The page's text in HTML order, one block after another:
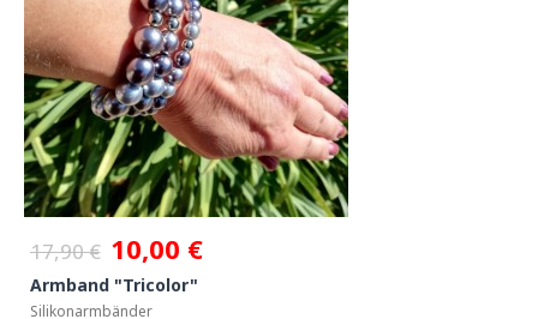
17,90 € 10,00 €
Armband "Tricolor"
Silikonarmbänder